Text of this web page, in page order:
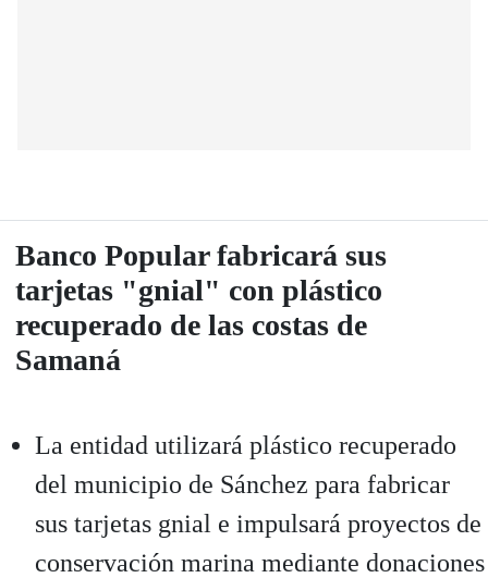
Banco Popular fabricará sus
tarjetas "gnial" con plástico
recuperado de las costas de
Samaná
La entidad utilizará plástico recuperado
del municipio de Sánchez para fabricar
sus tarjetas gnial e impulsará proyectos de
conservación marina mediante donaciones